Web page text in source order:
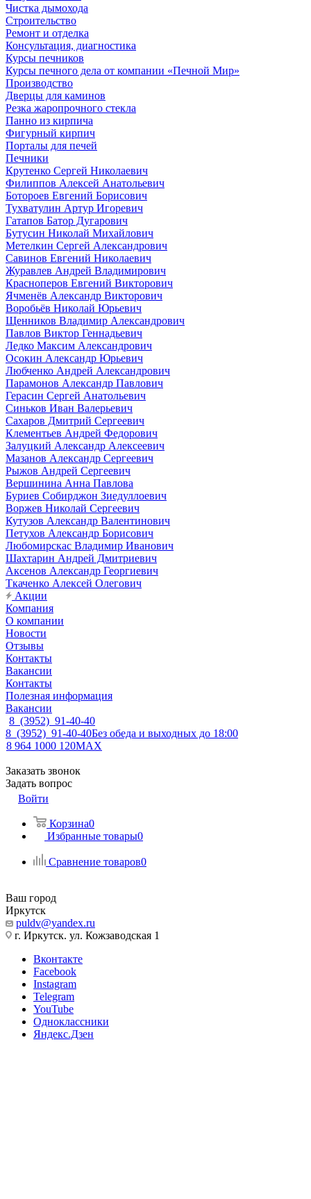
Чистка дымохода
Строительство
Ремонт и отделка
Консультация, диагностика
Курсы печников
Курсы печного дела от компании «Печной Мир»
Производство
Дверцы для каминов
Резка жаропрочного стекла
Панно из кирпича
Фигурный кирпич
Порталы для печей
Печники
Крутенко Сергей Николаевич
Филиппов Алексей Анатольевич
Ботороев Евгений Борисович
Тухватулин Артур Игоревич
Гатапов Батор Дугарович
Бутусин Николай Михайлович
Метелкин Сергей Александрович
Савинов Евгений Николаевич
Журавлев Андрей Владимирович
Красноперов Евгений Викторович
Ячменёв Александр Викторович
Воробьёв Николай Юрьевич
Щенников Владимир Александрович
Павлов Виктор Геннадьевич
Ледко Максим Александрович
Осокин Александр Юрьевич
Любченко Андрей Александрович
Парамонов Александр Павлович
Герасин Сергей Анатольевич
Синьков Иван Валерьевич
Сахаров Дмитрий Сергеевич
Клементьев Андрей Федорович
Залуцкий Александр Алексеевич
Мазанов Александр Сергеевич
Рыжов Андрей Сергеевич
Вершинина Анна Павлова
Буриев Собирджон Зиедуллоевич
Воржев Николай Сергеевич
Кутузов Александр Валентинович
Петухов Александр Борисович
Любомирскас Владимир Иванович
Шахтарин Андрей Дмитриевич
Аксенов Александр Георгиевич
Ткаченко Алексей Олегович
Акции
Компания
О компании
Новости
Отзывы
Контакты
Вакансии
Контакты
Полезная информация
Вакансии
8 (3952) 91-40-40
8 (3952) 91-40-40Без обеда и выходных до 18:00
8 964 1000 120MAX
Заказать звонок
Задать вопрос
Войти
Корзина0
Избранные товары0
Сравнение товаров0
Ваш город
Иркутск
puldv@yandex.ru
г. Иркутск. ул. Кожзаводская 1
Вконтакте
Facebook
Instagram
Telegram
YouTube
Одноклассники
Яндекс.Дзен